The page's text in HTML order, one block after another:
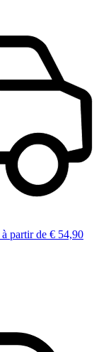
à partir de € 54,90